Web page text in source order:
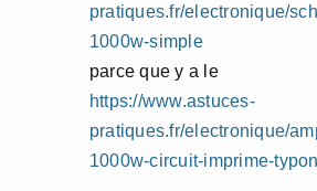
pratiques.fr/electronique/
1000w-simple
parce que y a le
https://www.astuces-
pratiques.fr/electronique/
1000w-circuit-imprime-typon